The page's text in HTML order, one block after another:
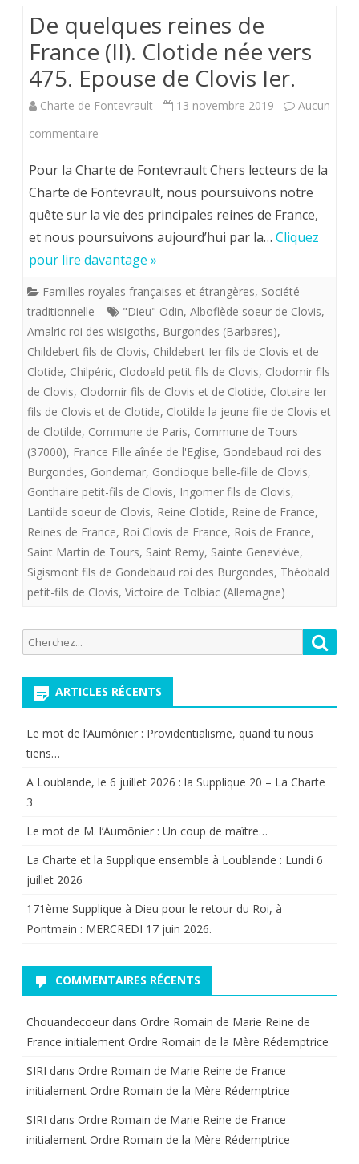
culotte”.”
».
De quelques reines de
France (II). Clotide née vers
475. Epouse de Clovis Ier.
Charte de Fontevrault 13 novembre 2019
Aucun
commentaire
quelques
reines
de
(II).
Clotide
née
vers
475.
de
Clovis
Pour la Charte de Fontevrault Chers lecteurs de la
Charte de Fontevrault, nous poursuivons notre
quête sur la vie des principales reines de France,
et nous poursuivons aujourd’hui par la… Cliquez
pour lire davantage »
Familles royales françaises et étrangères, Société
traditionnelle
"Dieu" Odin, Alboflède soeur de Clovis,
Amalric roi des wisigoths, Burgondes (Barbares),
Childebert fils de Clovis, Childebert Ier fils de Clovis et de
Clotide, Chilpéric, Clodoald petit fils de Clovis, Clodomir fils
de Clovis, Clodomir fils de Clovis et de Clotide, Clotaire Ier
fils de Clovis et de Clotide, Clotilde la jeune file de Clovis et
de Clotilde, Commune de Paris, Commune de Tours
(37000), France Fille aînée de l'Eglise, Gondebaud roi des
Burgondes, Gondemar, Gondioque belle-fille de Clovis,
Gonthaire petit-fils de Clovis, Ingomer fils de Clovis,
Lantilde soeur de Clovis, Reine Clotide, Reine de France,
Reines de France, Roi Clovis de France, Rois de France,
Saint Martin de Tours, Saint Remy, Sainte Geneviève,
Sigismont fils de Gondebaud roi des Burgondes, Théobald
petit-fils de Clovis, Victoire de Tolbiac (Allemagne)
Recherche
pour:
ARTICLES RÉCENTS
Le mot de l’Aumônier : Providentialisme, quand tu nous
tiens…
A Loublande, le 6 juillet 2026 : la Supplique 20 – La Charte
3
Le mot de M. l’Aumônier : Un coup de maître…
La Charte et la Supplique ensemble à Loublande : Lundi 6
juillet 2026
171ème Supplique à Dieu pour le retour du Roi, à
Pontmain : MERCREDI 17 juin 2026.
COMMENTAIRES RÉCENTS
Chouandecoeur dans Ordre Romain de Marie Reine de
France initialement Ordre Romain de la Mère Rédemptrice
SIRI dans Ordre Romain de Marie Reine de France
initialement Ordre Romain de la Mère Rédemptrice
SIRI dans Ordre Romain de Marie Reine de France
initialement Ordre Romain de la Mère Rédemptrice